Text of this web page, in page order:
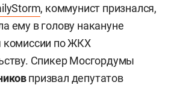
, коммунист признался,
ему в голову накануне
комиссии по ЖКХ
Спикер Мосгордумы
призвал депутатов